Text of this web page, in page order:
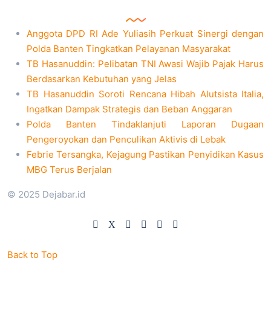
Anggota DPD RI Ade Yuliasih Perkuat Sinergi dengan
Polda Banten Tingkatkan Pelayanan Masyarakat
TB Hasanuddin: Pelibatan TNI Awasi Wajib Pajak Harus
Berdasarkan Kebutuhan yang Jelas
TB Hasanuddin Soroti Rencana Hibah Alutsista Italia,
Ingatkan Dampak Strategis dan Beban Anggaran
Polda Banten Tindaklanjuti Laporan Dugaan
Pengeroyokan dan Penculikan Aktivis di Lebak
Febrie Tersangka, Kejagung Pastikan Penyidikan Kasus
MBG Terus Berjalan
© 2025 Dejabar.id
Back to Top